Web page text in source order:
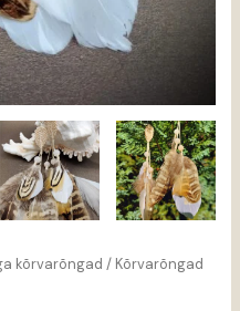
kõrvarõngad / Kõrvarõngad